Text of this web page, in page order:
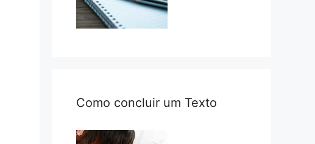
Como concluir um Texto